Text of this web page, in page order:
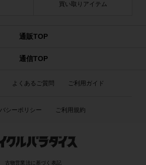
買い取りアイテム
通販TOP
通信TOP
よくあるご質問 ご利用ガイド
シーポリシー ご利用規約
古物営業法に基づく表記